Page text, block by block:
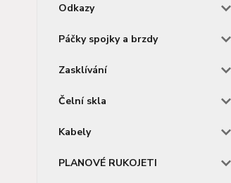
Odkazy
Páčky spojky a brzdy
Zasklívání
Čelní skla
Kabely
PLANOVÉ RUKOJETI